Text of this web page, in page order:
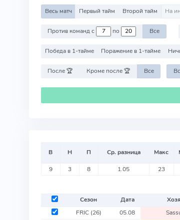
Весь матч Первый тайм Второй тайм
Против команд с по Все
Победа в 1-тайме Поражение в 1-тайме
После 🏆 Кроме после 🏆 Все
В Н П Ср. разница Макс
9 3 8 1.05 23
Сезон Дата
FRIC (26) 05.08